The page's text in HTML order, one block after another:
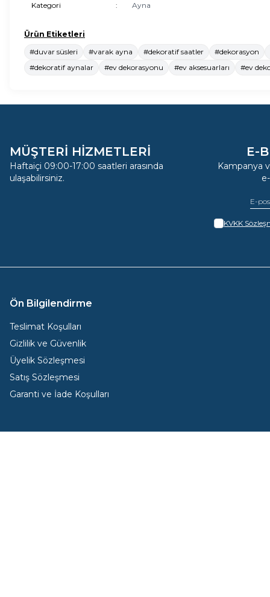
Kategori : Ayna
Ürün Etiketleri
#duvar süsleri
#varak ayna #dekoratif saatler
#dekorasyon
#dekoratif aynalar
#ev dekorasyonu #ev aksesuarları #ev
MÜŞTERİ HİZMETLERİ
Haftaiçi 09:00-17:00 saatleri arasında
ulaşabilirsiniz.
E-
Kampanya
KVKK
Ön Bilgilendirme
Teslimat Koşulları
Gizlilik ve Güvenlik
Üyelik Sözleşmesi
Satış Sözleşmesi
Garanti ve İade Koşulları